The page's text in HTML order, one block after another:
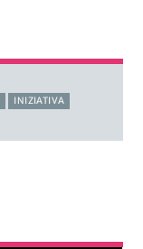
INIZIATIVA